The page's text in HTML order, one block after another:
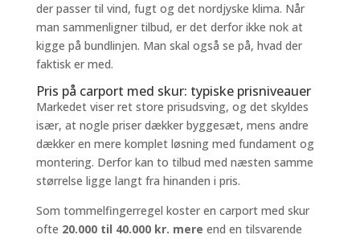
der passer til vind, fugt og det nordjyske klima. Når
man sammenligner tilbud, er det derfor ikke nok at
kigge på bundlinjen. Man skal også se på, hvad der
faktisk er med.
Pris på carport med skur: typiske prisniveauer
Markedet viser ret store prisudsving, og det skyldes
især, at nogle priser dækker byggesæt, mens andre
dækker en mere komplet løsning med fundament og
montering. Derfor kan to tilbud med næsten samme
størrelse ligge langt fra hinanden i pris.
Som tommelfingerregel koster en carport med skur
ofte 20.000 til 40.000 kr. mere end en tilsvarende